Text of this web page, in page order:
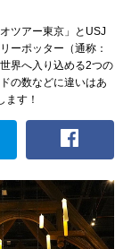
ツアー東京」とUSJ
ーポッター（通称：
界へ入り込める2つの
の数などに違いはあ
す！